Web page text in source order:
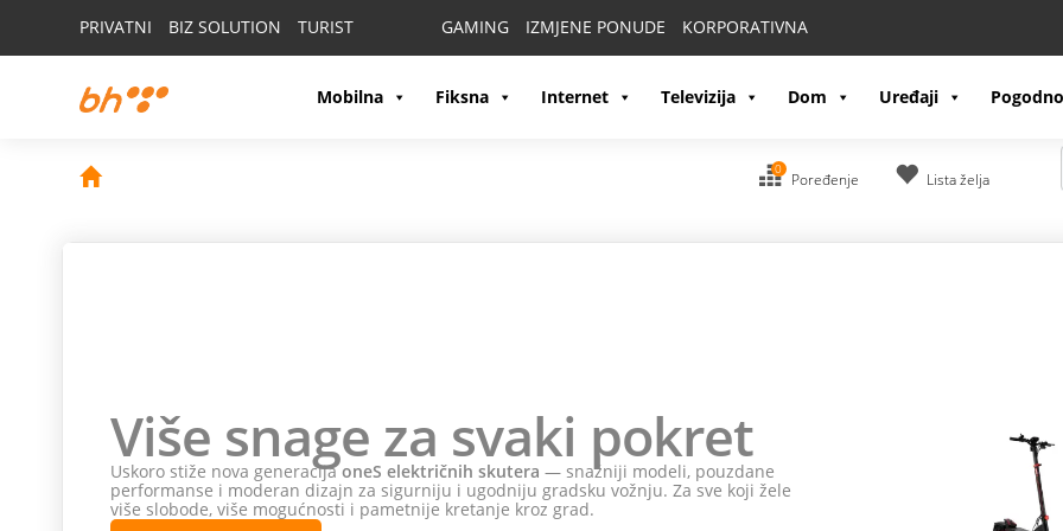
PRIVATNI BIZ SOLUTION TURIST GAMING IZMJENE PONUDE KORPORATIVNA
Mobilna Fiksna Internet Televizija Dom Uređaji
0
Poređenje Lista želja
Više snage za svaki pokret
Uskoro stiže nova generacijaoneS električnih skutera — snažniji modeli, pouzdane
performanse i moderan dizajn za sigurniju i ugodniju gradsku vožnju. Za sve koji žele
više slobode, više mogućnosti i pametnije kretanje kroz grad.